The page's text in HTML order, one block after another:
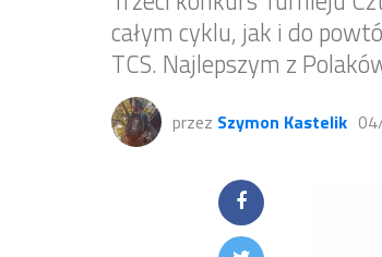
całym cyklu, jak i do
TCS. Najlepszym z
przez Szymon Kastelik